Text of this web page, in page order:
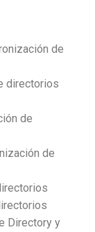
de
directorios
de
de
Directory y